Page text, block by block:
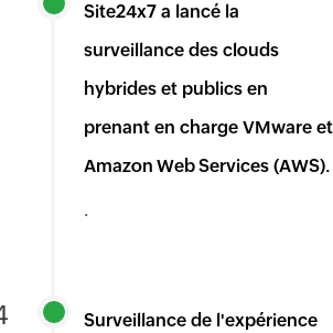
Site24x7 a lancé la
surveillance des clouds
hybrides et publics en
prenant en charge VMware et
Amazon Web Services (AWS).
.
Surveillance de l'expérience